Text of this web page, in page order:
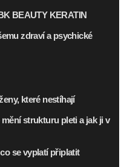
BEAUTY KERATIN
zdraví a psychické
které nestíhají
strukturu pleti a jak ji v
se vyplatí připlatit